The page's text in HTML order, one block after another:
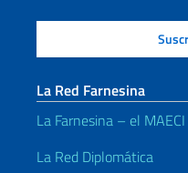
La Red Farnesina
La Farnesina – el MAECI
La Red Diplomática